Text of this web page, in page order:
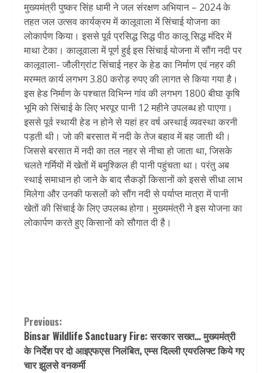
मुख्यमंत्री पुष्कर सिंह धामी ने जल संरक्षण अभियान – 2024 के
तहत जल उत्सव कार्यक्रम में कालूवाला में सिंचाई योजना का
लोकार्पण किया। इससे पूर्व प्रसिद्ध सिद्ध पीठ कालू सिद्ध मंदिर में
माथा टेका। कालूवाला में पूर्ण हुई इस सिंचाई योजना में सौंग नदी पर
कालूवाला- जौलीग्रांट सिंचाई नहर के हेड का निर्माण एवं नहर की
मरम्मत कार्य लगभग 3.80 करोड़ रुपए की लागत से किया गया है।
इस हेड निर्माण के पश्चात विभिन्न गांव की लगभग 1800 बीघा कृषि
भूमि को सिंचाई के लिए भरपूर पानी 12 महीने उपलब्ध हो पाएगा।
इससे पूर्व स्थायी हेड न होने से यहां हर वर्ष अस्थाई व्यवस्था करनी
पड़ती थी। जो की बरसात में नदी के तेज बहाव में बह जाती थी।
जिससे बरसात में नदी का तल नहर से नीचा हो जाता था, जिसके
चलते गर्मियों में खेतों में बमुश्किल ही पानी पहुंचता था। परंतु अब
स्थाई समाधान हो जाने के बाद सैकड़ों किसानों को इससे सीधा लाभ
मिलेगा और उनकी फसलों को सौंग नदी से पर्याप्त मात्रा में पानी
खेतों की सिंचाई के लिए उपलब्ध होगा। मुख्यमंत्री ने इस योजना का
लोकार्पण करते हुए किसानों को सौगात दी है।
Continue
Reading
Previous:
Binsar Wildlife Sanctuary Fire: सरकार सख्त… मुख्यमंत्री
के निर्देश पर दो आइएफएस निलंबित, एम्स दिल्ली एयरलिफ्ट किये गए
चार झुलसे वनकर्मी